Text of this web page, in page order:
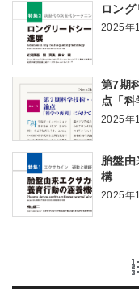
ロン
2025年
第7期
点「
2025年
胎盤
構
2025年